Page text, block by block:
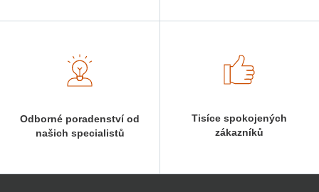
Odborné poradenství od
našich specialistů
Tisíce spokojených
zákazníků